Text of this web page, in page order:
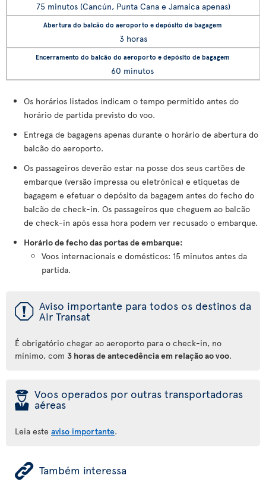
75 minutos (Cancún, Punta Cana e Jamaica apenas)
3 horas
60 minutos
Os horários listados indicam o tempo permitido antes do
horário de partida previsto do voo.
Entrega de bagagens apenas durante o horário de abertura do
balcão do aeroporto.
Os passageiros deverão estar na posse dos seus cartões de
embarque (versão impressa ou eletrónica) e etiquetas de
bagagem e efetuar o depósito da bagagem antes do fecho do
balcão de check-in. Os passageiros que cheguem ao balcão
de check-in após essa hora podem ver recusado o embarque.
Horário de fecho das portas de embarque:
Voos internacionais e domésticos: 15 minutos antes da
partida.
ü Aviso importante para todos os destinos da
Air Transat
É obrigatório chegar ao aeroporto para o check-in, no
mínimo, com 3 horas de antecedência em relação ao voo.
þ Voos operados por outras transportadoras
aéreas
Leia este aviso importante.
ÿ Também interessa